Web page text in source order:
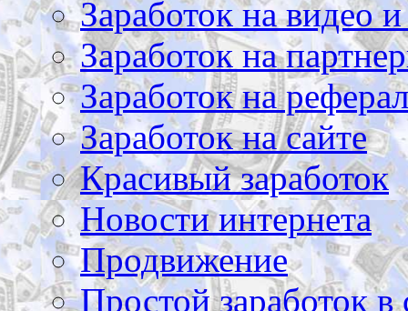
Заработок на видео
Заработок на
Заработок на
Заработок на сайте
Красивый заработок
Новости интернета
Продвижение
Простой заработок в